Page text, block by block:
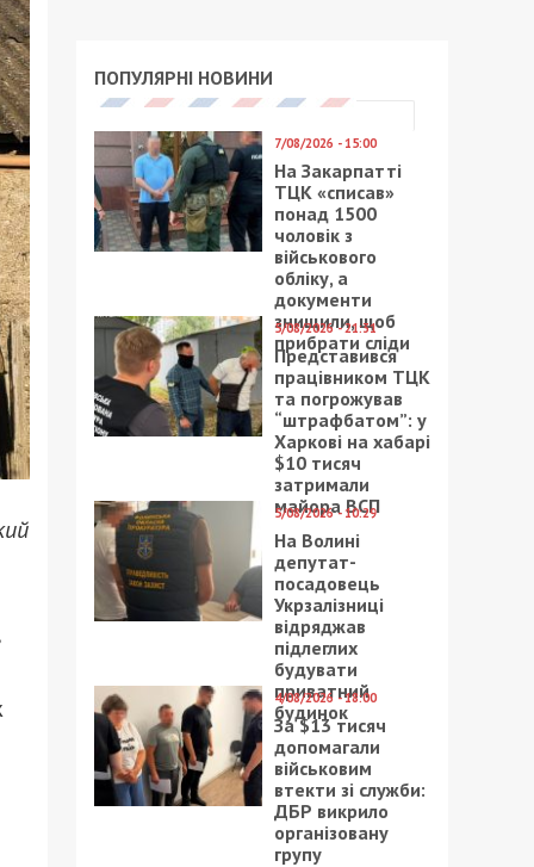
ПОПУЛЯРНІ НОВИНИ
7/08/2026 - 15:00
На Закарпатті
ТЦК «списав»
понад 1500
чоловік з
військового
обліку, а
документи
знищили, щоб
прибрати сліди
5/08/2026 - 21:31
Представився
працівником ТЦК
та погрожував
“штрафбатом”: у
Харкові на хабарі
$10 тисяч
затримали
майора ВСП
5/08/2026 - 10:29
На Волині
депутат-
посадовець
Укрзалізниці
відряджав
підлеглих
будувати
приватний
будинок
4/08/2026 - 18:00
За $13 тисяч
допомагали
військовим
втекти зі служби:
ДБР викрило
організовану
групу